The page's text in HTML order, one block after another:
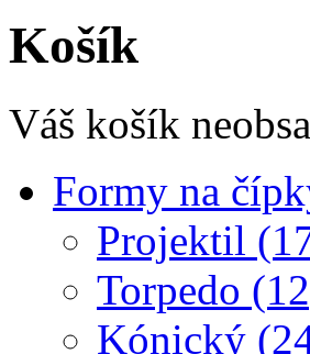
Košík
Váš košík
Formy na
Projektil
Torpedo
Kónický